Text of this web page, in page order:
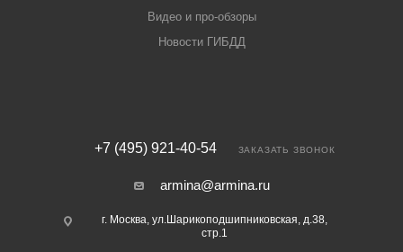
Видео и про-обзоры
Новости ГИБДД
+7 (495) 921-40-54 ЗАКАЗАТЬ ЗВОНОК
armina@armina.ru
г. Москва, ул.Шарикоподшипниковская, д.38,
стр.1